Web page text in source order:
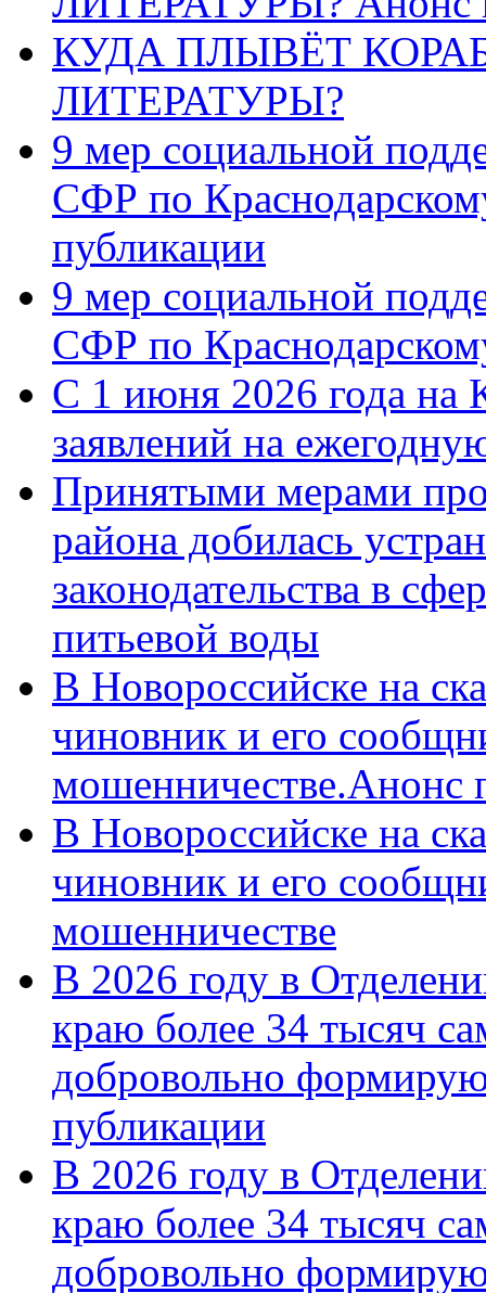
КУДА ПЛЫВЁТ
ЛИТЕРАТУРЫ?
9 мер социальной
СФР по
публикации
9 мер социальной
СФР по
С 1 июня 2026 года на
заявлений на
Принятыми мерами
района добилась
законодательства в
питьевой воды
В Новороссийске на
чиновник и его
мошенничестве.Анонс
В Новороссийске на
чиновник и его
мошенничестве
В 2026 году в
краю более 34 тысяч
добровольно
публикации
В 2026 году в
краю более 34 тысяч
добровольно